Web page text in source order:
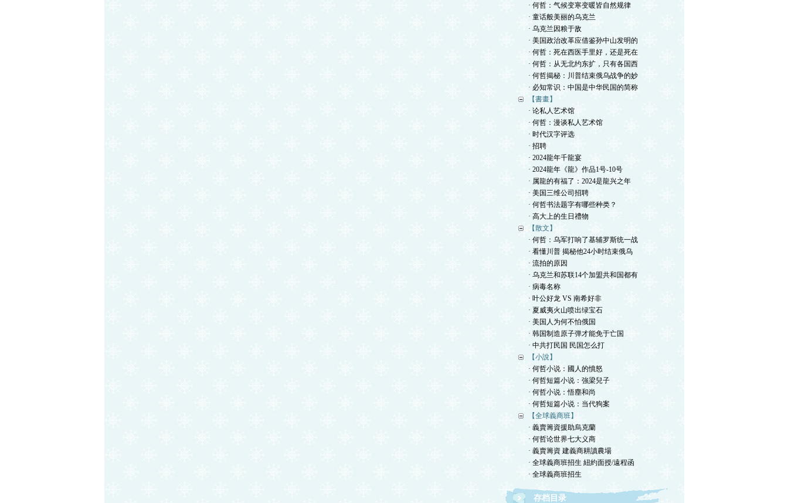
· 何哲：气候变寒变暖皆自然规律
· 童话般美丽的乌克兰
· 乌克兰因粮于敌
· 美国政治改革应借鉴孙中山发明的
· 何哲：死在西医手里好，还是死在
· 何哲：从无北约东扩，只有各国西
· 何哲揭秘：川普结束俄乌战争的妙
· 必知常识：中国是中华民国的简称
【書畫】
· 论私人艺术馆
· 何哲：漫谈私人艺术馆
· 时代汉字评选
· 招聘
· 2024龍年千龍宴
· 2024龍年《龍》作品1号-10号
· 属龍的有福了：2024是龍兴之年
· 美国三维公司招聘
· 何哲书法题字有哪些种类？
· 高大上的生日禮物
【散文】
· 何哲：乌军打响了基辅罗斯统一战
· 看懂川普 揭秘他24小时结束俄乌
· 流拍的原因
· 乌克兰和苏联14个加盟共和国都有
· 病毒名称
· 叶公好龙 VS 南希好非
· 夏威夷火山喷出绿宝石
· 美国人为何不怕俄国
· 韩国制造原子弹才能免于亡国
· 中共打民国 民国怎么打
【小說】
· 何哲小说：國人的憤怒
· 何哲短篇小说：強梁兒子
· 何哲小说：悟塵和尚
· 何哲短篇小说：当代狗案
【全球義商班】
· 義賣籌資援助烏克蘭
· 何哲论世界七大义商
· 義賣籌資 建義商耕讀農場
· 全球義商班招生 紐約面授/遠程函
· 全球義商班招生
存档目录